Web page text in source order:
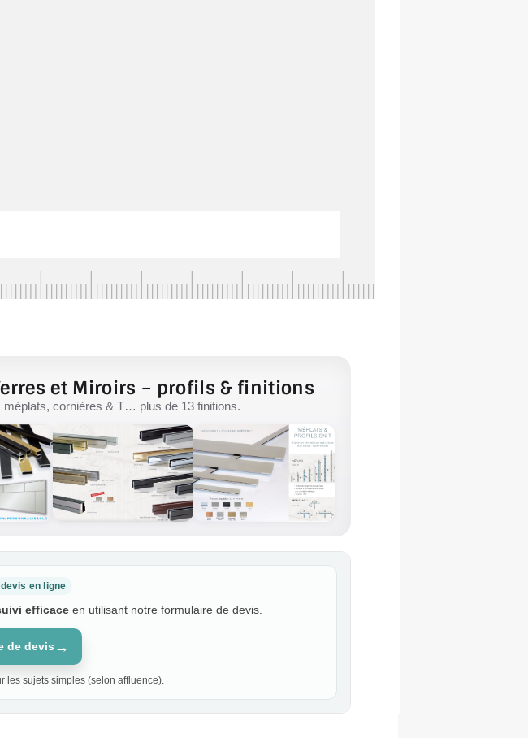
et Miroirs – profils & finitions
cornières & T… plus de 13 finitions.
en ligne
efficaceen utilisant notre formulaire de devis.
de devis →
les sujets simples (selon affluence).